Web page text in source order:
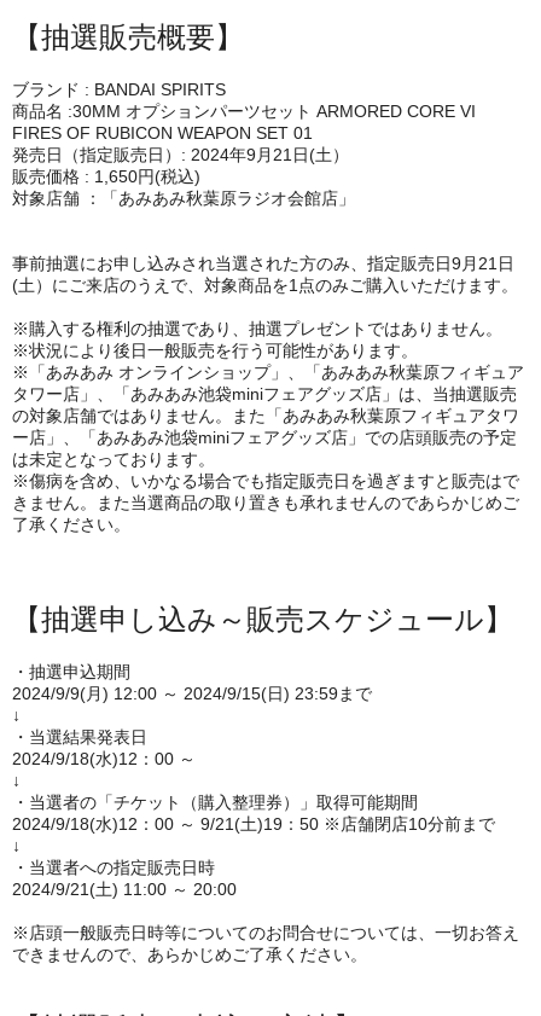
【抽選販売概要】
ブランド : BANDAI SPIRITS
商品名 :30MM オプションパーツセット ARMORED CORE VI
FIRES OF RUBICON WEAPON SET 01
発売日（指定販売日）: 2024年9月21日(土）
販売価格 : 1,650円(税込)
対象店舗 ：「あみあみ秋葉原ラジオ会館店」
事前抽選にお申し込みされ当選された方のみ、指定販売日9月21日
(土）にご来店のうえで、対象商品を1点のみご購入いただけます。
※購入する権利の抽選であり、抽選プレゼントではありません。
※状況により後日一般販売を行う可能性があります。
※「あみあみ オンラインショップ」、「あみあみ秋葉原フィギュア
タワー店」、「あみあみ池袋miniフェアグッズ店」は、当抽選販売
の対象店舗ではありません。また「あみあみ秋葉原フィギュアタワ
ー店」、「あみあみ池袋miniフェアグッズ店」での店頭販売の予定
は未定となっております。
※傷病を含め、いかなる場合でも指定販売日を過ぎますと販売はで
きません。また当選商品の取り置きも承れませんのであらかじめご
了承ください。
【抽選申し込み～販売スケジュール】
・抽選申込期間
2024/9/9(月) 12:00 ～ 2024/9/15(日) 23:59まで
↓
・当選結果発表日
2024/9/18(水)12：00 ～
↓
・当選者の「チケット（購入整理券）」取得可能期間
2024/9/18(水)12：00 ～ 9/21(土)19：50 ※店舗閉店10分前まで
↓
・当選者への指定販売日時
2024/9/21(土) 11:00 ～ 20:00
※店頭一般販売日時等についてのお問合せについては、一切お答え
できませんので、あらかじめご了承ください。